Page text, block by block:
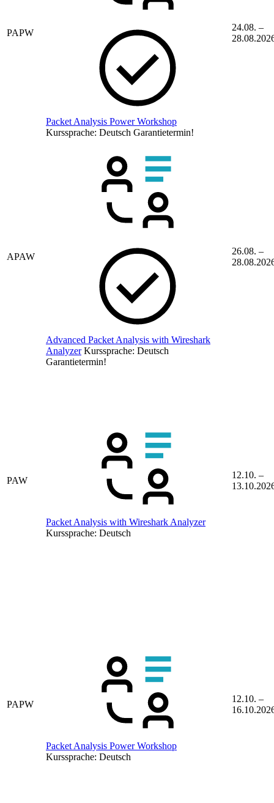
PAPW
Packet Analysis Power Workshop
Kurssprache: Deutsch Garantietermin!
24.08. –
APAW
Advanced Packet Analysis with Wireshark
Analyzer Kurssprache: Deutsch
Garantietermin!
26.08. –
PAW
Packet Analysis with Wireshark Analyzer
Kurssprache: Deutsch
12.10. –
PAPW
Packet Analysis Power Workshop
Kurssprache: Deutsch
12.10. –